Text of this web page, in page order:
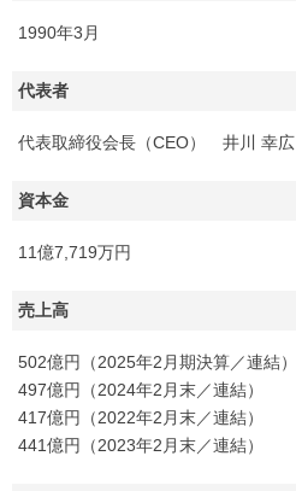
1990年3月
代表者
代表取締役会長（CEO） 井川 幸広
資本金
11億7,719万円
売上高
502億円（2025年2月期決算／連結）
497億円（2024年2月末／連結）
417億円（2022年2月末／連結）
441億円（2023年2月末／連結）